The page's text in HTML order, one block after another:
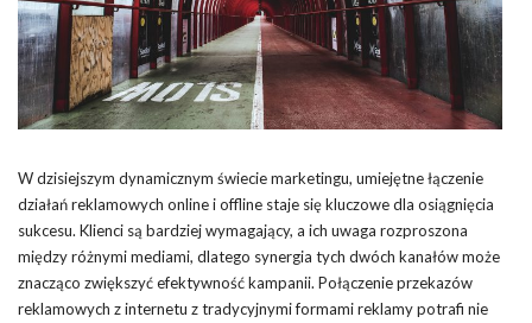
W dzisiejszym dynamicznym świecie marketingu, umiejętne łączenie
działań reklamowych online i offline staje się kluczowe dla osiągnięcia
sukcesu. Klienci są bardziej wymagający, a ich uwaga rozproszona
między różnymi mediami, dlatego synergia tych dwóch kanałów może
znacząco zwiększyć efektywność kampanii. Połączenie przekazów
reklamowych z internetu z tradycyjnymi formami reklamy potrafi nie